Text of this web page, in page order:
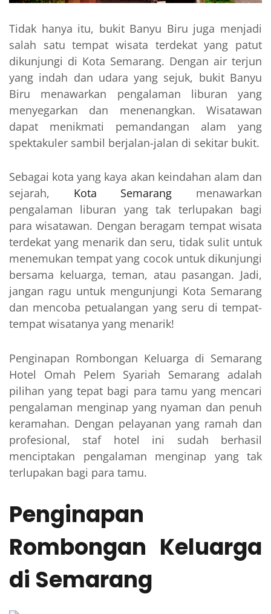
Tidak hanya itu, bukit Banyu Biru juga menjadi
salah satu tempat wisata terdekat yang patut
dikunjungi di Kota Semarang. Dengan air terjun
yang indah dan udara yang sejuk, bukit Banyu
Biru menawarkan pengalaman liburan yang
menyegarkan dan menenangkan. Wisatawan
dapat menikmati pemandangan alam yang
spektakuler sambil berjalan-jalan di sekitar bukit.
Sebagai kota yang kaya akan keindahan alam dan
sejarah, Kota Semarang menawarkan
pengalaman liburan yang tak terlupakan bagi
para wisatawan. Dengan beragam tempat wisata
terdekat yang menarik dan seru, tidak sulit untuk
menemukan tempat yang cocok untuk dikunjungi
bersama keluarga, teman, atau pasangan. Jadi,
jangan ragu untuk mengunjungi Kota Semarang
dan mencoba petualangan yang seru di tempat-
tempat wisatanya yang menarik!
Penginapan Rombongan Keluarga di Semarang
Hotel Omah Pelem Syariah Semarang adalah
pilihan yang tepat bagi para tamu yang mencari
pengalaman menginap yang nyaman dan penuh
keramahan. Dengan pelayanan yang ramah dan
profesional, staf hotel ini sudah berhasil
menciptakan pengalaman menginap yang tak
terlupakan bagi para tamu.
Penginapan
Rombongan Keluarga
di Semarang